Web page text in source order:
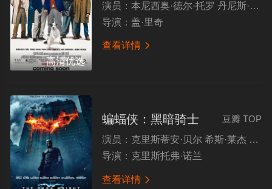
高清优选
演员： 本尼西奥·德尔·托罗 丹尼斯·法里纳 维尼·琼斯 布拉德·皮特
导演： 盖·里奇
查看详情 
豆瓣 TOP
蝙蝠侠：黑暗骑士
演员： 克里斯蒂安·贝尔 希斯·莱杰 艾伦·艾克哈特 迈克尔·凯恩 玛吉·吉伦哈尔 加里·奥德曼
导演： 克里斯托弗·诺兰
查看详情 